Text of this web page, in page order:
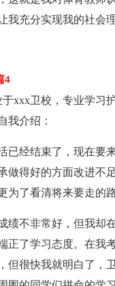
我充分实现我的社会
4
xxx卫校，专业学习
我介绍：
已经结束了，现在要
做得好的方面改进不
为了看清将来要走的路
绩不非常好，但我却
正了学习态度。在我
但很快我就明白了，